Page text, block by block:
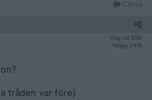
Citera
#8
Reg: Jul 2008
Inlägg: 1 478
tråden var före)